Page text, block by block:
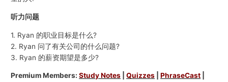
听力问题
1. Ryan 的职业目标是什么?
2. Ryan 问了有关公司的什么问题?
3. Ryan 的薪资期望是多少?
Premium Members:Study Notes |Quizzes |PhraseCast